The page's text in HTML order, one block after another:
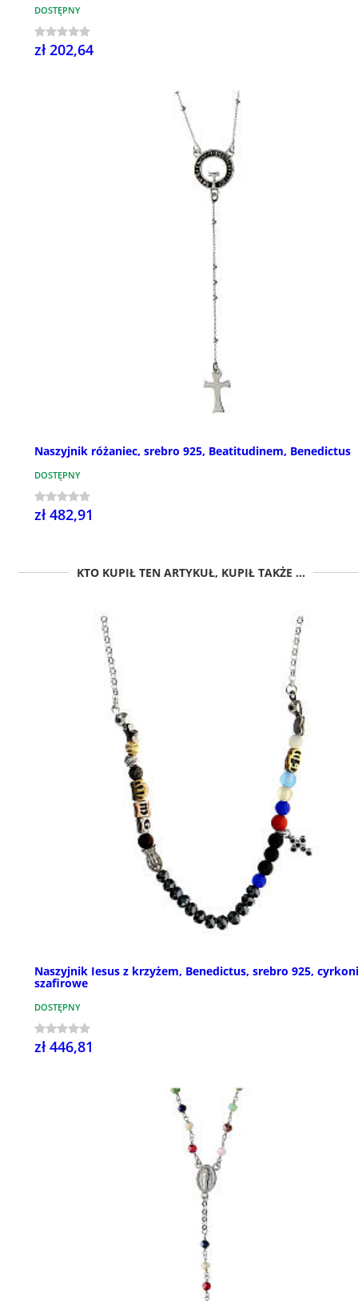
DOSTĘPNY
zł 202,64
Naszyjnik różaniec, srebro 925, Beatitudinem, Benedictus
DOSTĘPNY
zł 482,91
KTO KUPIŁ TEN ARTYKUŁ, KUPIŁ TAKŻE ...
Naszyjnik Iesus z krzyżem, Benedictus, srebro 925,
szafirowe
DOSTĘPNY
zł 446,81